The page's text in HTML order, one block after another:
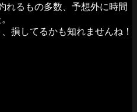
れるもの多数、予想外に時間
損してるかも知れませんね！